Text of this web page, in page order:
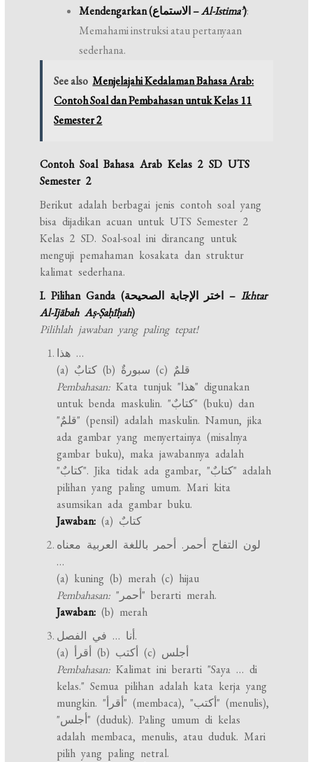
Mendengarkan (الاستماع –Al-Istima’):
Memahami instruksi atau pertanyaan
sederhana.
See also Menjelajahi Kedalaman Bahasa Arab:
Contoh Soal dan Pembahasan untuk Kelas 11
Semester 2
Contoh Soal Bahasa Arab Kelas 2 SD UTS
Semester 2
Berikut adalah berbagai jenis contoh soal yang
bisa dijadikan acuan untuk UTS Semester 2
Kelas 2 SD. Soal-soal ini dirancang untuk
menguji pemahaman kosakata dan struktur
kalimat sederhana.
I. Pilihan Ganda (اختر الإجابة الصحيحة –Ikhtar
Al-Ijābah Aṣ-Ṣaḥīḥah)
Pilihlah jawaban yang paling tepat!
هذا …
(a) كتابٌ (b) سبورةٌ (c) قلمٌ
Pembahasan: Kata tunjuk "هذا" digunakan
untuk benda maskulin. "كتابٌ" (buku) dan
"قلمٌ" (pensil) adalah maskulin. Namun, jika
ada gambar yang menyertainya (misalnya
gambar buku), maka jawabannya adalah
"كتابٌ". Jika tidak ada gambar, "كتابٌ" adalah
pilihan yang paling umum. Mari kita
asumsikan ada gambar buku.
Jawaban:
(a) كتابٌ
لون التفاح أحمر. أحمر باللغة العربية معناه
…
(a) kuning (b) merah (c) hijau
Pembahasan:
"أحمر" berarti merah.
Jawaban: (b) merah
أنا … في الفصل.
(a) أقرأ (b) أكتب (c) أجلس
Pembahasan: Kalimat ini berarti "Saya … di
kelas." Semua pilihan adalah kata kerja yang
mungkin. "أقرأ" (membaca), "أكتب" (menulis),
"أجلس" (duduk). Paling umum di kelas
adalah membaca, menulis, atau duduk. Mari
pilih yang paling netral.